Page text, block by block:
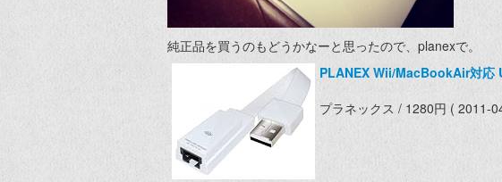
純正品を買うのもどうかなーと思ったので、planexで。
PLANEX Wii/MacBookAir対応
プラネックス / 1280円 ( 2011-